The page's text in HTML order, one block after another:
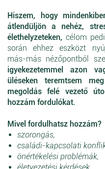
Hiszem, hogy
átlendüljön a nehéz,
élethelyzeteken, célom
során ehhez eszközt
más-más nézőpontból
igyekezetemmel azon
üléseken teremtsem
megoldás felé vezető
hozzám fordulókat.
Mivel fordulhatsz hozzám?
szorongás,
családi-kapcsolati
önértékelési problémák,